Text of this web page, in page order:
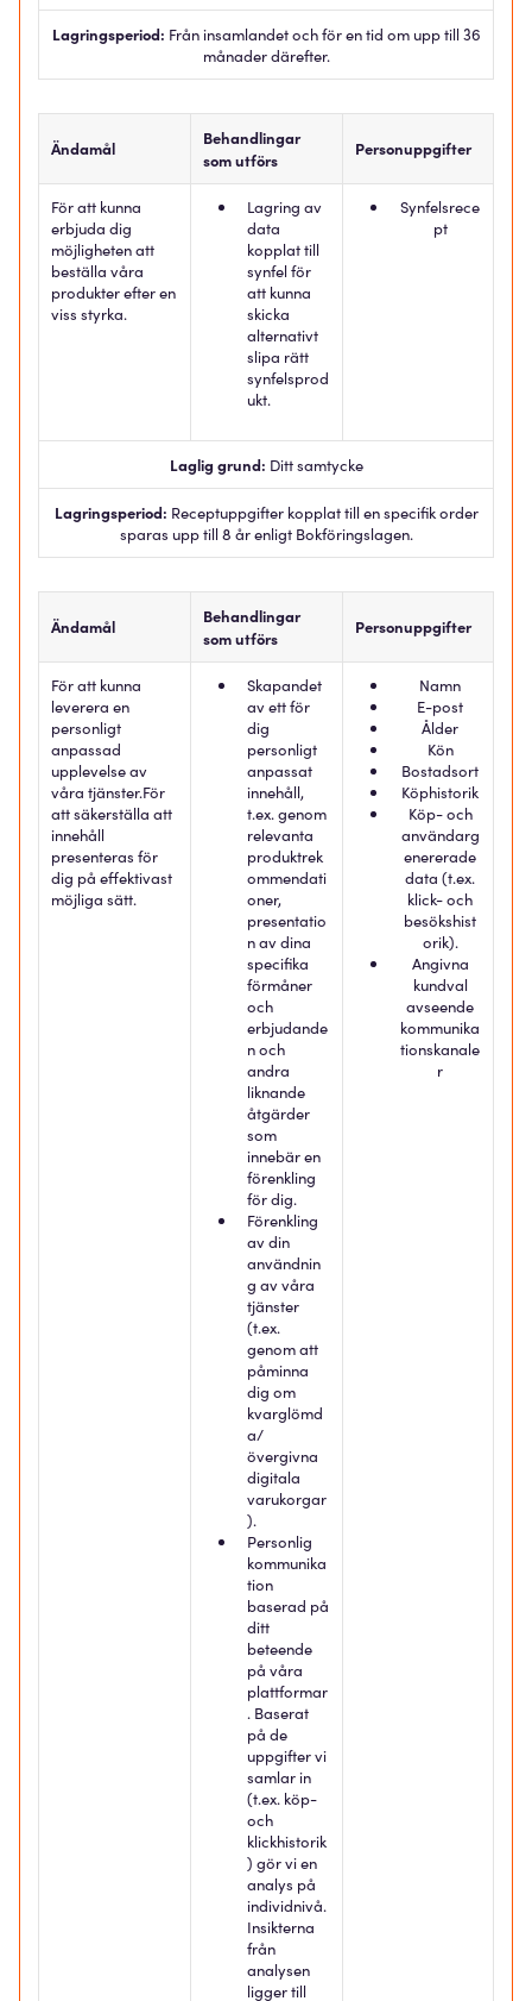
Lagringsperiod: Från insamlandet och för en tid om upp till 36
månader därefter.
Ändamål
Behandlingar
som utförs
Personuppgifter
För att kunna
erbjuda dig
möjligheten att
beställa våra
produkter efter en
viss styrka.
Lagring av
data
kopplat till
synfel för
att kunna
skicka
alternativt
slipa rätt
synfelsprod
ukt.
Synfelsrece
pt
Laglig grund: Ditt samtycke
Lagringsperiod: Receptuppgifter kopplat till en specifik order
sparas upp till 8 år enligt Bokföringslagen.
Ändamål
Behandlingar
som utförs
Personuppgifter
För att kunna
leverera en
personligt
anpassad
upplevelse av
våra tjänster.För
att säkerställa att
innehåll
presenteras för
dig på effektivast
möjliga sätt.
Skapandet
av ett för
dig
personligt
anpassat
innehåll,
t.ex. genom
relevanta
produktrek
ommendati
oner,
presentatio
n av dina
specifika
förmåner
och
erbjudande
n och
andra
liknande
åtgärder
som
innebär en
förenkling
för dig.
Förenkling
av din
användnin
g av våra
tjänster
(t.ex.
genom att
påminna
dig om
kvarglömd
a/
övergivna
digitala
varukorgar
).
Personlig
kommunika
tion
baserad på
ditt
beteende
på våra
plattformar
. Baserat
på de
uppgifter vi
samlar in
(t.ex. köp-
och
klickhistorik
) gör vi en
analys på
individnivå.
Insikterna
från
analysen
ligger till
Namn
E-post
Ålder
Kön
Bostadsort
Köphistorik
Köp- och
användarg
enererade
data (t.ex.
klick- och
besökshist
orik).
Angivna
kundval
avseende
kommunika
tionskanale
r